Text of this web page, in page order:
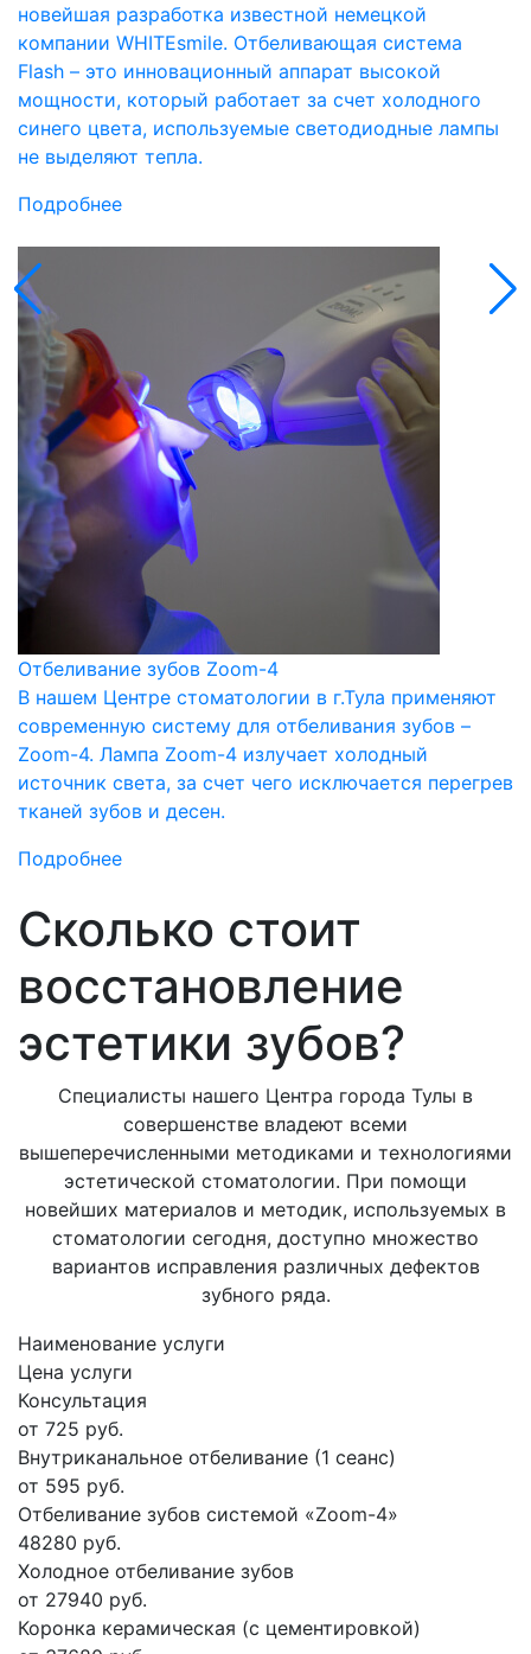
новейшая разработка известной немецкой
компании WHITEsmile. Отбеливающая система
Flash – это инновационный аппарат высокой
мощности, который работает за счет холодного
синего цвета, используемые светодиодные лампы
не выделяют тепла.
Подробнее
Отбеливание зубов Zoom-4
В нашем Центре стоматологии в г.Тула применяют
современную систему для отбеливания зубов –
Zoom-4. Лампа Zoom-4 излучает холодный
источник света, за счет чего исключается перегрев
тканей зубов и десен.
Подробнее
Сколько стоит
восстановление
эстетики зубов?
Специалисты нашего Центра города Тулы в
совершенстве владеют всеми
вышеперечисленными методиками и технологиями
эстетической стоматологии. При помощи
новейших материалов и методик, используемых в
стоматологии сегодня, доступно множество
вариантов исправления различных дефектов
зубного ряда.
Наименование услуги
Цена услуги
Консультация
от 725 руб.
Внутриканальное отбеливание (1 сеанс)
от 595 руб.
Отбеливание зубов системой «Zoom-4»
48280 руб.
Холодное отбеливание зубов
от 27940 руб.
Коронка керамическая (с цементировкой)